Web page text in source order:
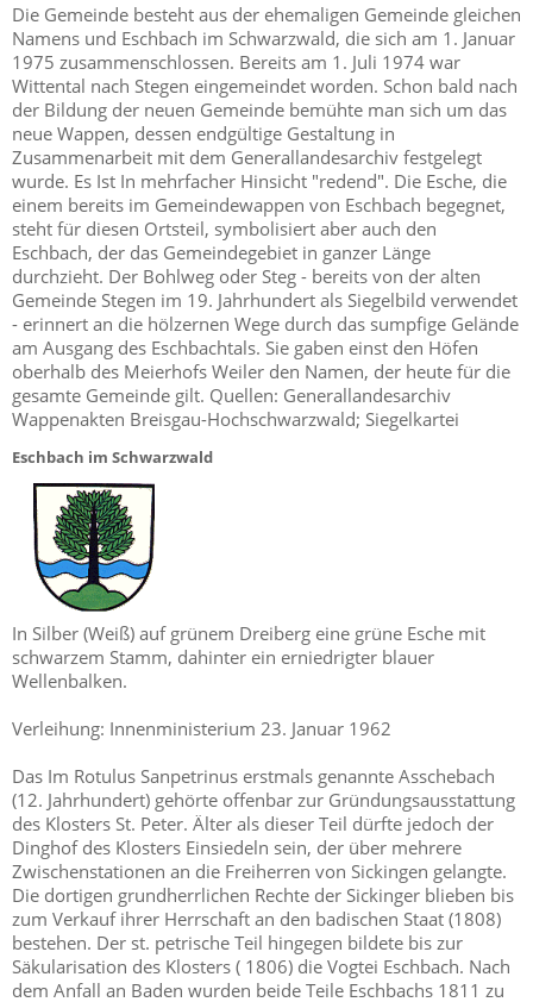
Die Gemeinde besteht aus der ehemaligen Gemeinde gleichen
Namens und Eschbach im Schwarzwald, die sich am 1. Januar
1975 zusammenschlossen. Bereits am 1. Juli 1974 war
Wittental nach Stegen eingemeindet worden. Schon bald nach
der Bildung der neuen Gemeinde bemühte man sich um das
neue Wappen, dessen endgültige Gestaltung in
Zusammenarbeit mit dem Generallandesarchiv festgelegt
wurde. Es Ist In mehrfacher Hinsicht "redend". Die Esche, die
einem bereits im Gemeindewappen von Eschbach begegnet,
steht für diesen Ortsteil, symbolisiert aber auch den
Eschbach, der das Gemeindegebiet in ganzer Länge
durchzieht. Der Bohlweg oder Steg - bereits von der alten
Gemeinde Stegen im 19. Jahrhundert als Siegelbild verwendet
- erinnert an die hölzernen Wege durch das sumpfige Gelände
am Ausgang des Eschbachtals. Sie gaben einst den Höfen
oberhalb des Meierhofs Weiler den Namen, der heute für die
gesamte Gemeinde gilt. Quellen: Generallandesarchiv
Wappenakten Breisgau-Hochschwarzwald; Siegelkartei
Eschbach im Schwarzwald
In Silber (Weiß) auf grünem Dreiberg eine grüne Esche mit
schwarzem Stamm, dahinter ein erniedrigter blauer
Wellenbalken.
Verleihung: Innenministerium 23. Januar 1962
Das Im Rotulus Sanpetrinus erstmals genannte Asschebach
(12. Jahrhundert) gehörte offenbar zur Gründungsausstattung
des Klosters St. Peter. Älter als dieser Teil dürfte jedoch der
Dinghof des Klosters Einsiedeln sein, der über mehrere
Zwischenstationen an die Freiherren von Sickingen gelangte.
Die dortigen grundherrlichen Rechte der Sickinger blieben bis
zum Verkauf ihrer Herrschaft an den badischen Staat (1808)
bestehen. Der st. petrische Teil hingegen bildete bis zur
Säkularisation des Klosters ( 1806) die Vogtei Eschbach. Nach
dem Anfall an Baden wurden beide Teile Eschbachs 1811 zu